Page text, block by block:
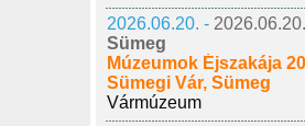
2026.06.20. - 2026.06.20.
Sümeg
Múzeumok Éjszakája
Sümegi Vár, Sümeg
Vármúzeum